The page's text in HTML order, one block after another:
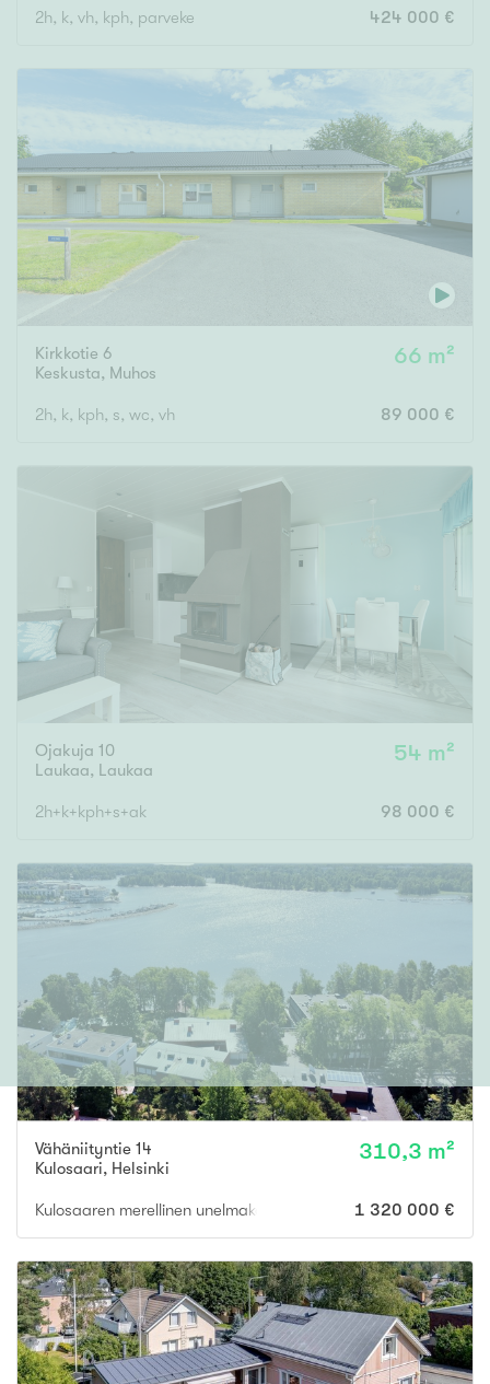
2h, k, vh, kph, parveke 424 000 €
Kirkkotie 6
Keskusta, Muhos
66 m²
2h, k, kph, s, wc, vh 89 000 €
Ojakuja 10
Laukaa, Laukaa
54 m²
2h+k+kph+s+ak 98 000 €
Vähäniityntie 14
Kulosaari, Helsinki
310,3 m²
Kulosaaren merellinen unelmakoti | Oma uima-allas | Hissi |
1 320 000 €